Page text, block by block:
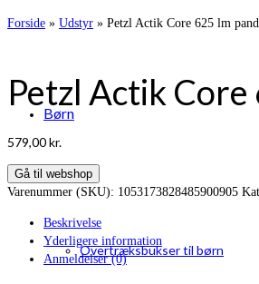
Børn
Overtræksbukser til børn
Forside » Udstyr » Petzl Actik Core 625 lm
Petzl Actik
579,00kr.
Gå til webshop
Varenummer (SKU): 1053173828485900905
Beskrivelse
Yderligere information
Anmeldelser (0)